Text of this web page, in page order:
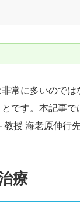
常に多いのでは
です。本記事
授 海老原伸行
療